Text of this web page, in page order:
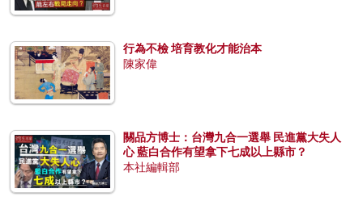
行為不檢 培育教化才能治本
陳家偉
關品方博士：台灣九合一選舉 民進黨大失人
心 藍白合作有望拿下七成以上縣市？
本社編輯部